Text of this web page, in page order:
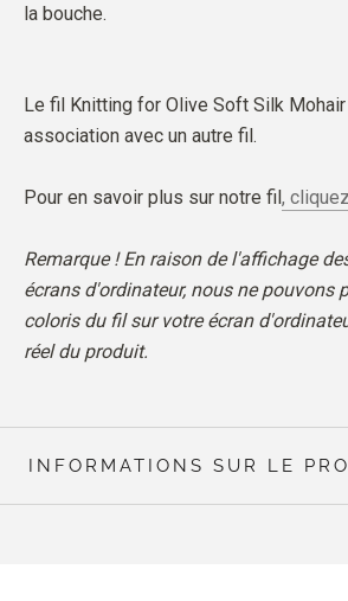
la bouche.
Le fil Knitting for Olive Soft Silk
association avec un autre fil.
Pour en savoir plus sur notre fil ,
Remarque ! En raison de l'affichage
écrans d'ordinateur, nous ne pouvons
coloris du fil sur votre écran
réel du produit.
INFORMATIONS SUR LE